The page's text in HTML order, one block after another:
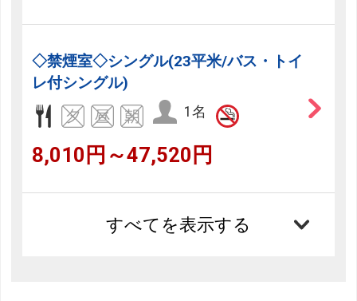
◇禁煙室◇シングル(23平米/バス・トイ
レ付シングル)
1名
8,010円～47,520円
すべてを表示する